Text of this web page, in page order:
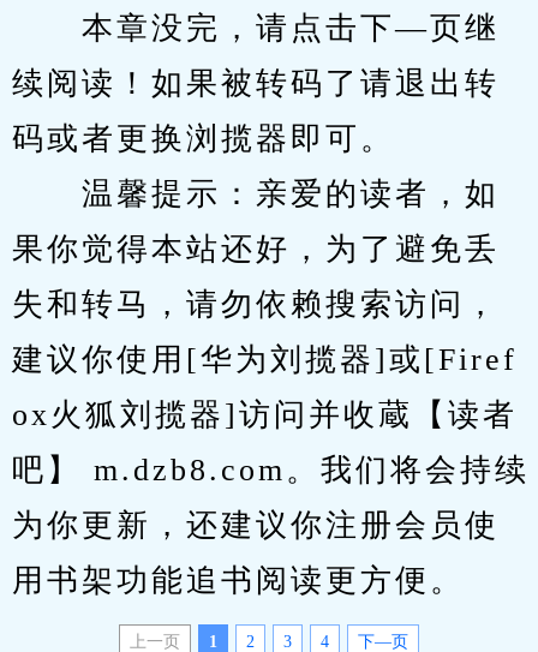
本章没完，请点击下—页继
续阅读！如果被转码了请退出转
码或者更换浏揽器即可。
温馨提示：亲爱的读者，如
果你觉得本站还好，为了避免丢
失和转马，请勿依赖搜索访问，
建议你使用[华为刘揽器]或[Firef
ox火狐刘揽器]访问并收蔵【读者
吧】 m.dzb8.com。我们将会持续
为你更新，还建议你注册会员使
用书架功能追书阅读更方便。
上一页 1 2 3 4 下—页